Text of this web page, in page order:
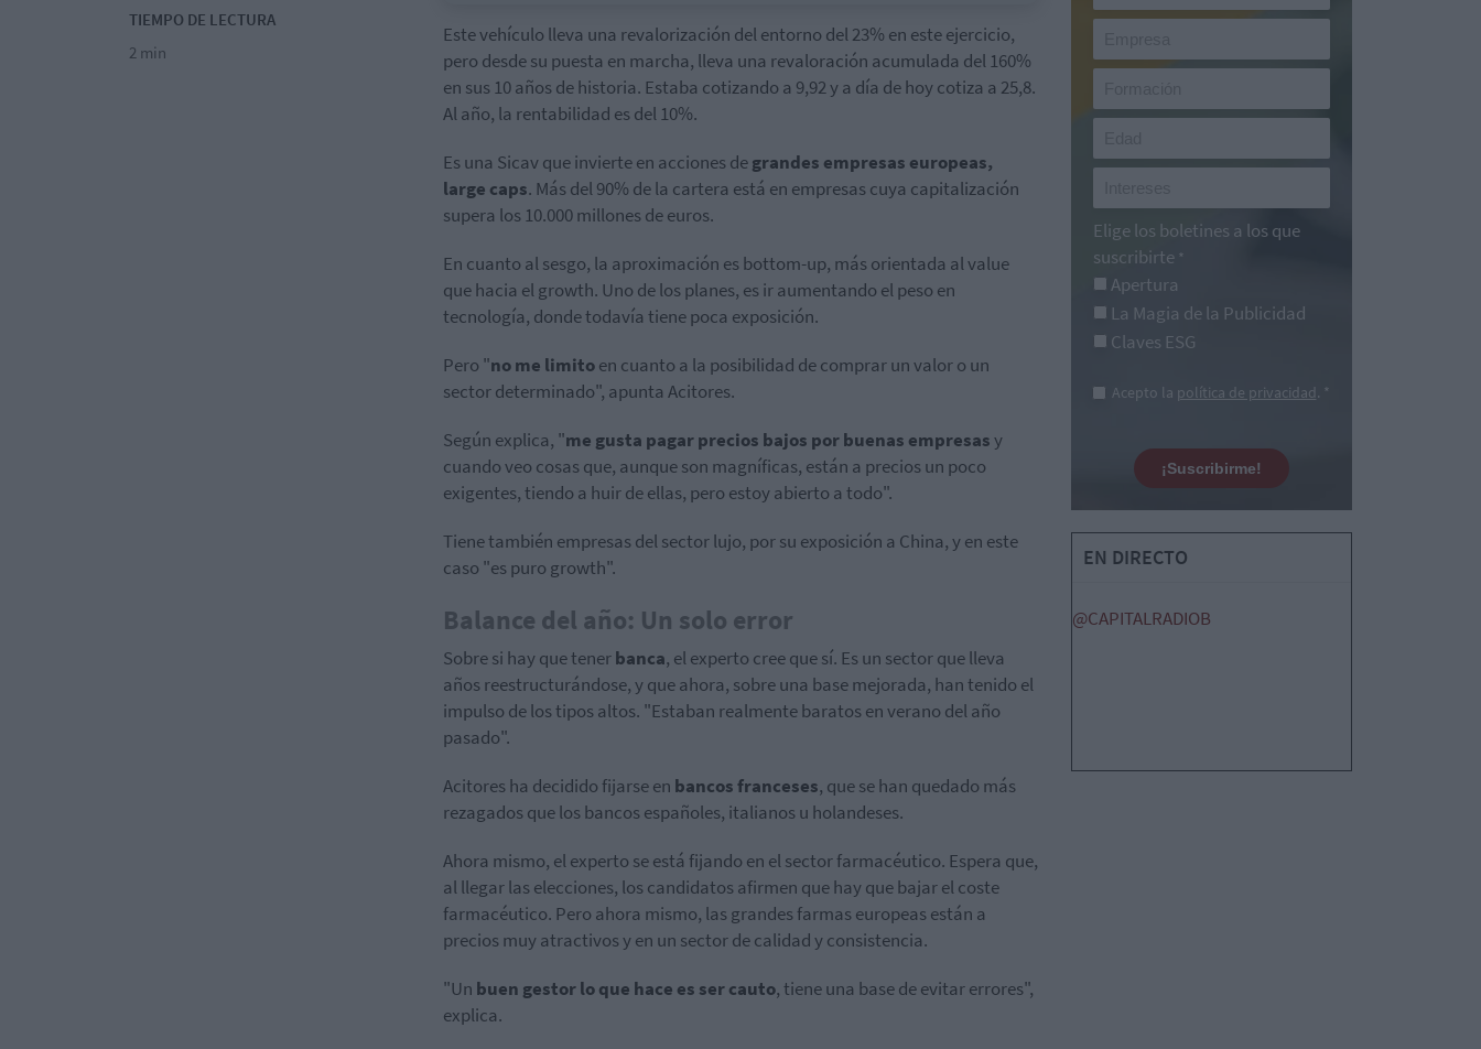
TIEMPO DE LECTURA
2 min
Este vehículo lleva una revalorización del entorno del 23% en este ejercicio,
pero desde su puesta en marcha, lleva una revaloración acumulada del 160%
en sus 10 años de historia. Estaba cotizando a 9,92 y a día de hoy cotiza a 25,8.
Al año, la rentabilidad es del 10%.
Es una Sicav que invierte en acciones degrandes empresas europeas,
large caps. Más del 90% de la cartera está en empresas cuya capitalización
supera los 10.000 millones de euros.
En cuanto al sesgo, la aproximación es bottom-up, más orientada al value
que hacia el growth. Uno de los planes, es ir aumentando el peso en
tecnología, donde todavía tiene poca exposición.
Pero "no me limitoen cuanto a la posibilidad de comprar un valor o un
sector determinado", apunta Acitores.
Según explica, "me gusta pagar precios bajos por buenas empresasy
cuando veo cosas que, aunque son magníficas, están a precios un poco
exigentes, tiendo a huir de ellas, pero estoy abierto a todo".
Tiene también empresas del sector lujo, por su exposición a China, y en este
caso "es puro growth".
Balance del año: Un solo error
Sobre si hay que tenerbanca, el experto cree que sí. Es un sector que lleva
años reestructurándose, y que ahora, sobre una base mejorada, han tenido el
impulso de los tipos altos. "Estaban realmente baratos en verano del año
pasado".
Acitores ha decidido fijarse en bancos franceses, que se han quedado más
rezagados que los bancos españoles, italianos u holandeses.
Ahora mismo, el experto se está fijando en el sector farmacéutico. Espera que,
al llegar las elecciones, los candidatos afirmen que hay que bajar el coste
farmacéutico. Pero ahora mismo, las grandes farmas europeas están a
precios muy atractivos y en un sector de calidad y consistencia.
"Un buen gestor lo que hace es ser cauto, tiene una base de evitar errores",
explica.
Elige los boletines a los que
suscribirte *
Apertura
La Magia de la Publicidad
Claves ESG
Acepto la política de privacidad. *
¡Suscribirme!
EN DIRECTO
@CAPITALRADIOB